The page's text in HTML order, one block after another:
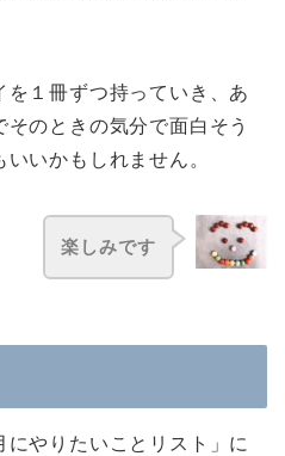
を１冊ずつ持っていき、あ
のときの気分で面白そう
いかもしれません。
楽しみです
にやりたいことリスト」に